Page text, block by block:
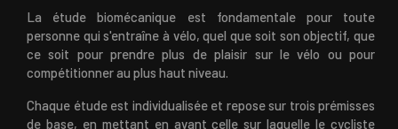
La étude biomécanique est fondamentale pour toute
personne qui s'entraîne à vélo, quel que soit son objectif, que
ce soit pour prendre plus de plaisir sur le vélo ou pour
compétitionner au plus haut niveau.
Chaque étude est individualisée et repose sur trois prémisses
de base, en mettant en avant celle sur laquelle le cycliste